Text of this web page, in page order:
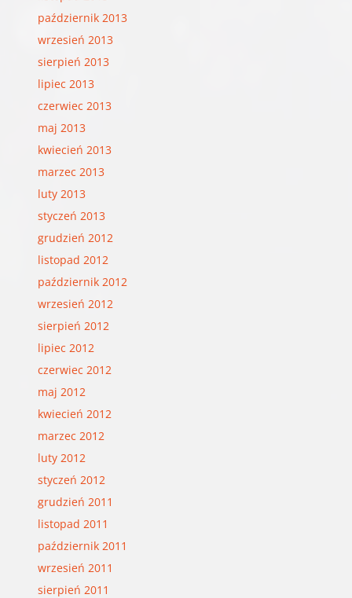
październik 2013
wrzesień 2013
sierpień 2013
lipiec 2013
czerwiec 2013
maj 2013
kwiecień 2013
marzec 2013
luty 2013
styczeń 2013
grudzień 2012
listopad 2012
październik 2012
wrzesień 2012
sierpień 2012
lipiec 2012
czerwiec 2012
maj 2012
kwiecień 2012
marzec 2012
luty 2012
styczeń 2012
grudzień 2011
listopad 2011
październik 2011
wrzesień 2011
sierpień 2011